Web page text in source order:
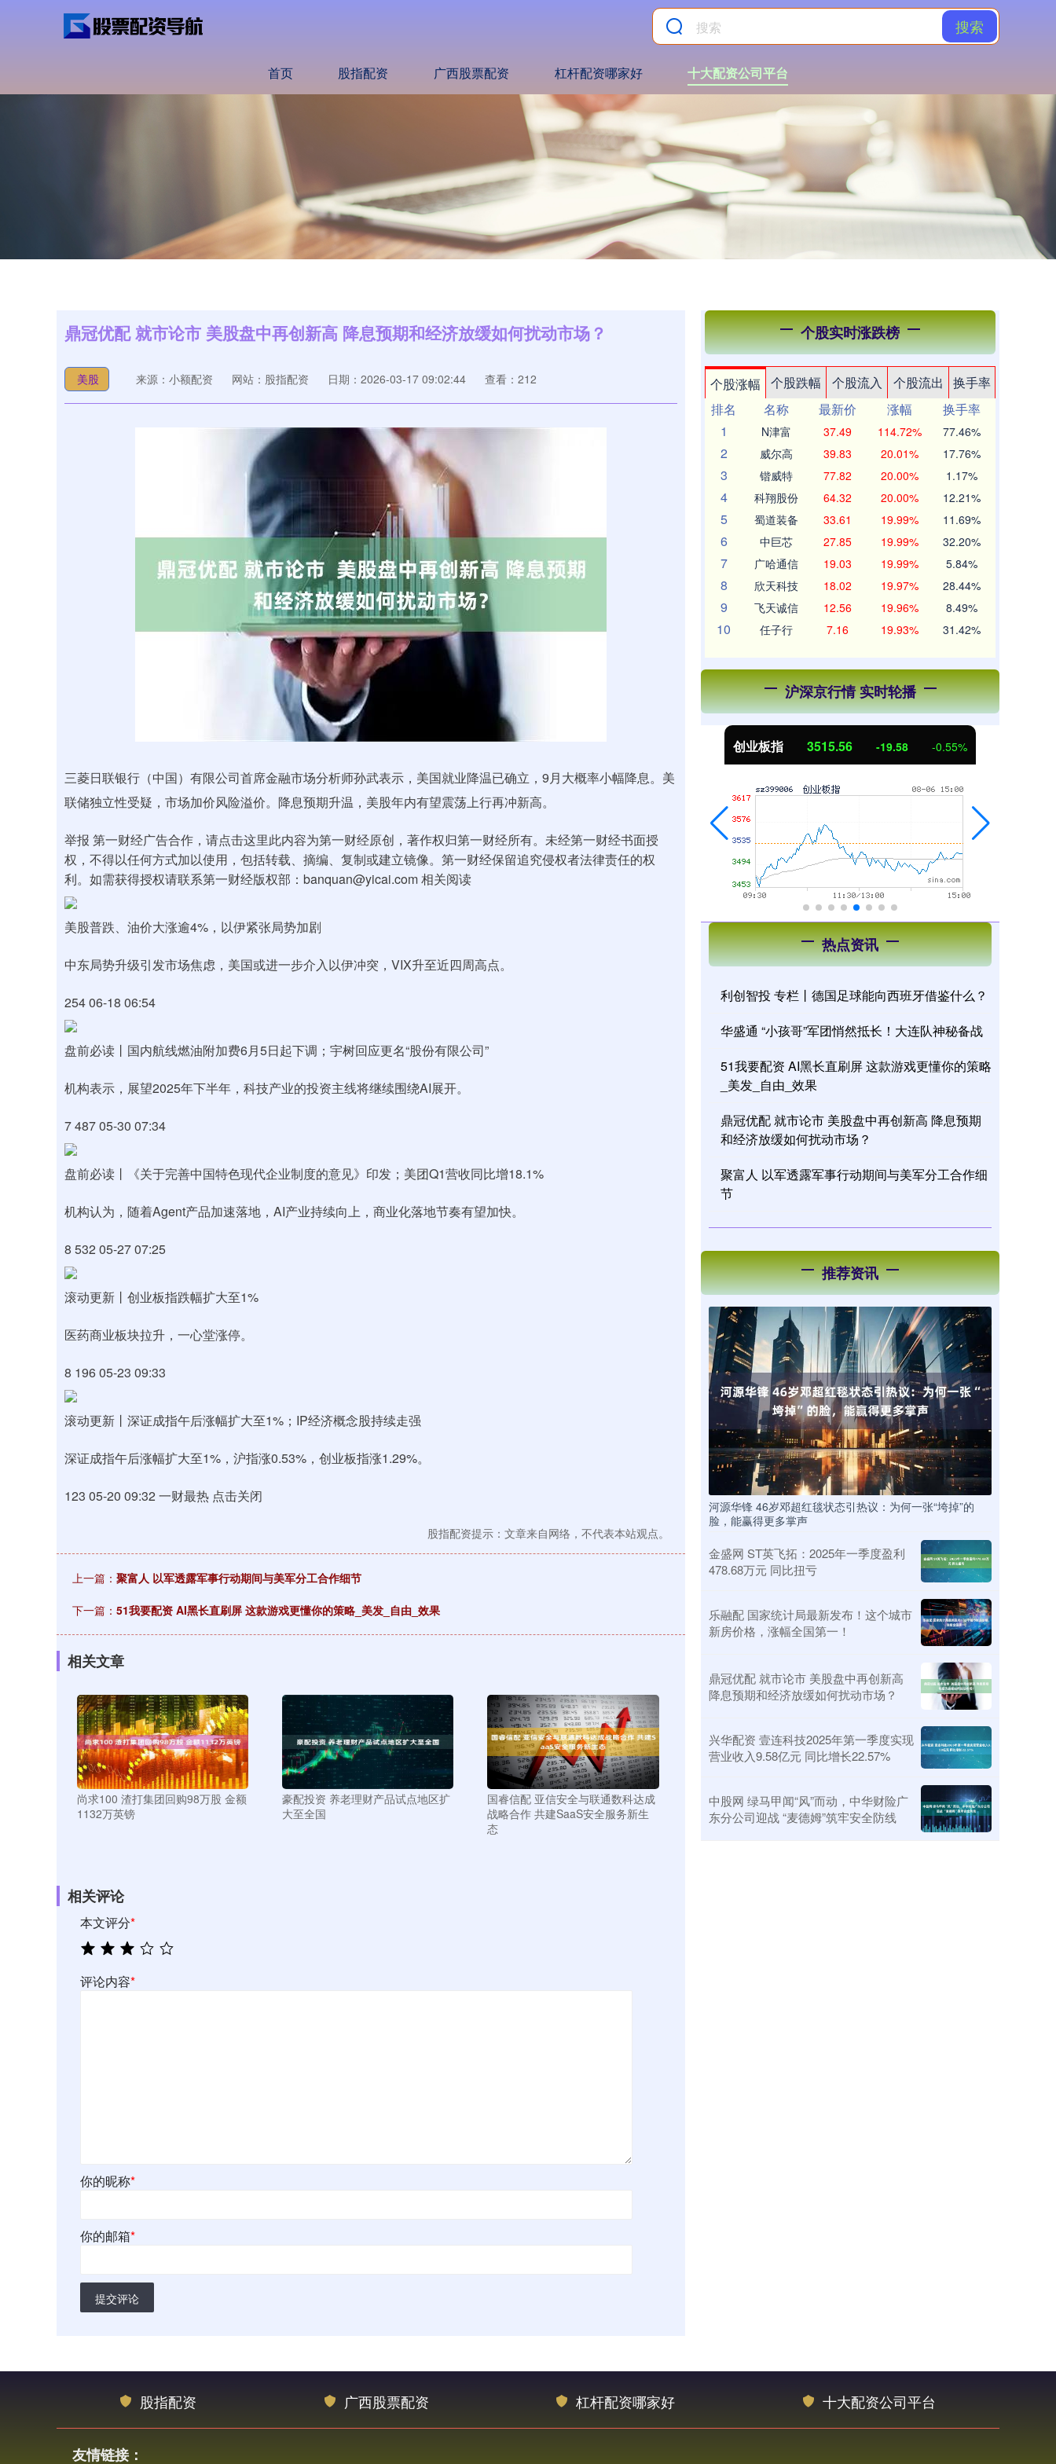
搜索
首页 股指配资 广西股票配资 杠杆配资哪家好 十大配资公司平台
鼎冠优配 就市论市 美股盘中再创新高 降息预期和经济放缓如何扰动市场？
美股 来源：小额配资 网站：股指配资 日期：2026-03-17 09:02:44 查看：212
三菱日联银行（中国）有限公司首席金融市场分析师孙武表示，美国就业降温已确立，9月大概率小幅降息。美
联储独立性受疑，市场加价风险溢价。降息预期升温，美股年内有望震荡上行再冲新高。
举报 第一财经广告合作，请点击这里此内容为第一财经原创，著作权归第一财经所有。未经第一财经书面授
权，不得以任何方式加以使用，包括转载、摘编、复制或建立镜像。第一财经保留追究侵权者法律责任的权
利。如需获得授权请联系第一财经版权部：banquan@yicai.com 相关阅读
美股普跌、油价大涨逾4%，以伊紧张局势加剧
中东局势升级引发市场焦虑，美国或进一步介入以伊冲突，VIX升至近四周高点。
254 06-18 06:54
盘前必读丨国内航线燃油附加费6月5日起下调；宇树回应更名“股份有限公司”
机构表示，展望2025年下半年，科技产业的投资主线将继续围绕AI展开。
7 487 05-30 07:34
盘前必读丨《关于完善中国特色现代企业制度的意见》印发；美团Q1营收同比增18.1%
机构认为，随着Agent产品加速落地，AI产业持续向上，商业化落地节奏有望加快。
8 532 05-27 07:25
滚动更新丨创业板指跌幅扩大至1%
医药商业板块拉升，一心堂涨停。
8 196 05-23 09:33
滚动更新丨深证成指午后涨幅扩大至1%；IP经济概念股持续走强
深证成指午后涨幅扩大至1%，沪指涨0.53%，创业板指涨1.29%。
123 05-20 09:32 一财最热 点击关闭
股指配资提示：文章来自网络，不代表本站观点。
上一篇： 聚富人 以军透露军事行动期间与美军分工合作细节
下一篇： 51我要配资 AI黑长直刷屏 这款游戏更懂你的策略_美发_自由_效果
相关文章
尚求100 渣打集团回购98万股 金额
1132万英镑
豪配投资 养老理财产品试点地区扩
大至全国
国睿信配 亚信安全与联通数科达成
战略合作 共建SaaS安全服务新生
态
相关评论
本文评分*
评论内容*
你的昵称*
你的邮箱*
提交评论
个股实时涨跌榜
个股涨幅 个股跌幅 个股流入 个股流出
换手率
排名
名称 最新价 涨幅
换手率
1
N津富 37.49 114.72% 77.46%
2 威尔高 39.83 20.01% 17.76%
3 锴威特 77.82 20.00% 1.17%
4 科翔股份 64.32 20.00% 12.21%
5 蜀道装备 33.61 19.99% 11.69%
6 中巨芯 27.85 19.99% 32.20%
7 广哈通信 19.03 19.99% 5.84%
8 欣天科技 18.02 19.97% 28.44%
9 飞天诚信 12.56 19.96% 8.49%
10 任子行 7.16 19.93% 31.42%
沪深京行情 实时轮播
-6.85 -0.15% 北证50 1122.88 创业板指 3515.56 -19.58 -0.55%
热点资讯
利创智投 专栏丨德国足球能向西班牙借鉴什么？
华盛通 “小孩哥”军团悄然抵长！大连队神秘备战
51我要配资 AI黑长直刷屏 这款游戏更懂你的策略
_美发_自由_效果
鼎冠优配 就市论市 美股盘中再创新高 降息预期
和经济放缓如何扰动市场？
聚富人 以军透露军事行动期间与美军分工合作细
节
推荐资讯
河源华锋 46岁邓超红毯状态引热议：为何一张“垮掉”的
脸，能赢得更多掌声
金盛网 ST英飞拓：2025年一季度盈利
478.68万元 同比扭亏
乐融配 国家统计局最新发布！这个城市
新房价格，涨幅全国第一！
鼎冠优配 就市论市 美股盘中再创新高
降息预期和经济放缓如何扰动市场？
兴华配资 壹连科技2025年第一季度实现
营业收入9.58亿元 同比增长22.57%
中股网 绿马甲闻“风”而动，中华财险广
东分公司迎战 “麦德姆”筑牢安全防线
股指配资 广西股票配资 杠杆配资哪家好 十大配资公司平台
友情链接：